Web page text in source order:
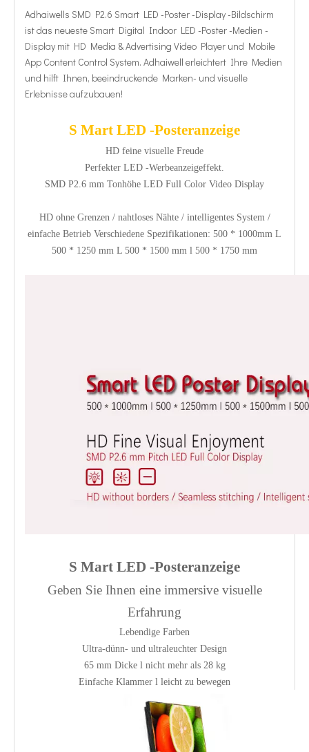
Adhaiwells SMD P2.6 Smart LED -Poster -Display -Bildschirm
ist das neueste Smart Digital Indoor LED -Poster -Medien -
Display mit HD Media & Advertising Video Player und Mobile
App Content Control System. Adhaiwell erleichtert Ihre Medien
und hilft Ihnen, beeindruckende Marken- und visuelle
Erlebnisse aufzubauen!
S Mart LED -Posteranzeige
HD feine visuelle Freude
Perfekter LED -Werbeanzeigeffekt.
SMD P2.6 mm Tonhöhe LED Full Color Video Display
HD ohne Grenzen / nahtloses Nähte / intelligentes System /
einfache Betrieb Verschiedene Spezifikationen: 500 * 1000mm L
500 * 1250 mm L 500 * 1500 mm l 500 * 1750 mm
S Mart LED -Posteranzeige
Geben Sie Ihnen eine immersive visuelle
Erfahrung
Lebendige Farben
Ultra-dünn- und ultraleuchter Design
65 mm Dicke l nicht mehr als 28 kg
Einfache Klammer l leicht zu bewegen